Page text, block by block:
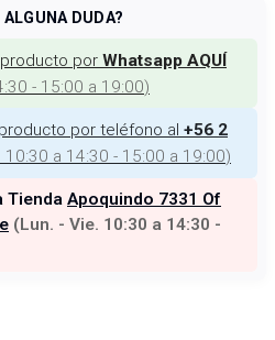
DUDA?
por Whatsapp AQUÍ
- 15:00 a 19:00)
por teléfono al +56 2
10:30 a 14:30 - 15:00 a 19:00)
Tienda Apoquindo 7331 Of
(Lun. - Vie. 10:30 a 14:30 -